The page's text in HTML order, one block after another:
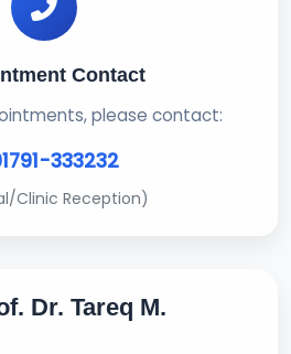
Contact
please contact:
333232
Clinic Reception)
Dr. Tareq M.